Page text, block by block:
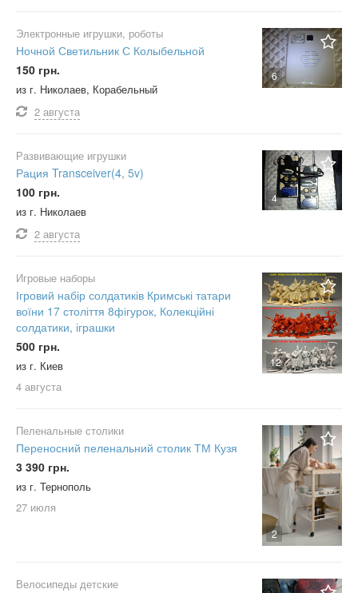
6
Электронные игрушки, роботы
Ночной Светильник С Колыбельной
150 грн.
из г. Николаев, Корабельный
2 августа
4
Развивающие игрушки
Рация Transceiver(4, 5v)
100 грн.
из г. Николаев
2 августа
12
Игровые наборы
Ігровий набір солдатиків Кримські татари
воїни 17 століття 8фігурок, Колекційні
солдатики, іграшки
500 грн.
из г. Киев
4 августа
2
Пеленальные столики
Переносний пеленальний столик ТМ Кузя
3 390 грн.
из г. Тернополь
27 июля
Велосипеды детские